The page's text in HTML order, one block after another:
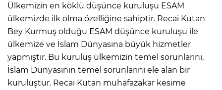
Ülkemizin en köklü düşünce kuruluşu ESAM
ülkemizde ilk olma özelliğine sahiptir. Recai Kutan
Bey Kurmuş olduğu ESAM düşünce kuruluşu ile
ülkemize ve İslam Dünyasına büyük hizmetler
yapmıştır. Bu kuruluş ülkemizin temel sorunlarını,
İslam Dünyasının temel sorunlarını ele alan bir
kuruluştur. Recai Kutan muhafazakar kesime